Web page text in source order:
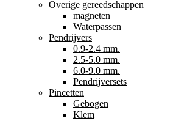
Overige gereedschappen
magneten
Waterpassen
Pendrijvers
0.9-2.4 mm.
2.5-5.0 mm.
6.0-9.0 mm.
Pendrijversets
Pincetten
Gebogen
Klem